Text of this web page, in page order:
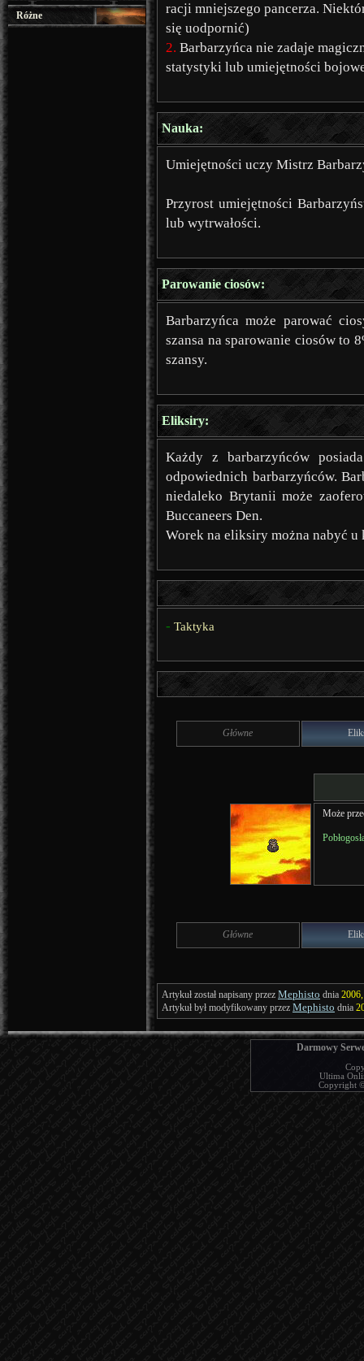
Różne
racji mniejszego pancerza.
się uodpornić)
2. Barbarzyńca nie zadaje
statystyki lub umiejętności
Nauka:
Umiejętności uczy Mistrz
Przyrost umiejętności
lub wytrwałości.
Parowanie ciosów:
Barbarzyńca może parować
szansa na sparowanie ciosów to
szansy.
Eliksiry:
Każdy z barbarzyńców
odpowiednich barbarzyńców.
niedaleko Brytanii może
Buccaneers Den.
Worek na eliksiry można nabyć u
- Taktyka
Główne
Może
Główne
Artykuł został napisany przez Mephisto dnia
Artykuł był modyfikowany przez Mephisto dnia
Darmowy
Ultima
Copyright